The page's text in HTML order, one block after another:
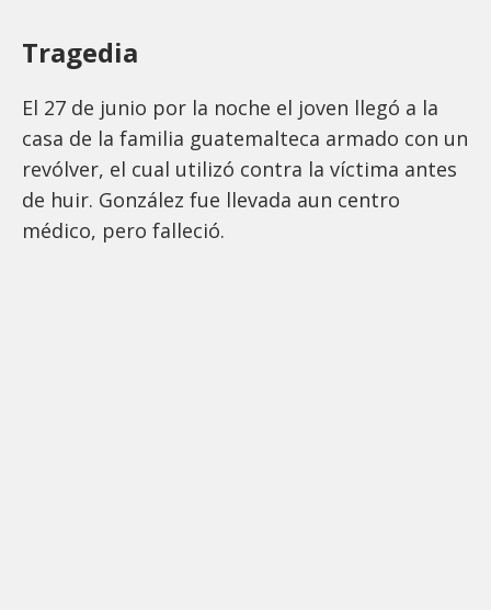
Tragedia
El 27 de junio por la noche el joven llegó a la
casa de la familia guatemalteca armado con un
revólver, el cual utilizó contra la víctima antes
de huir. González fue llevada aun centro
médico, pero falleció.